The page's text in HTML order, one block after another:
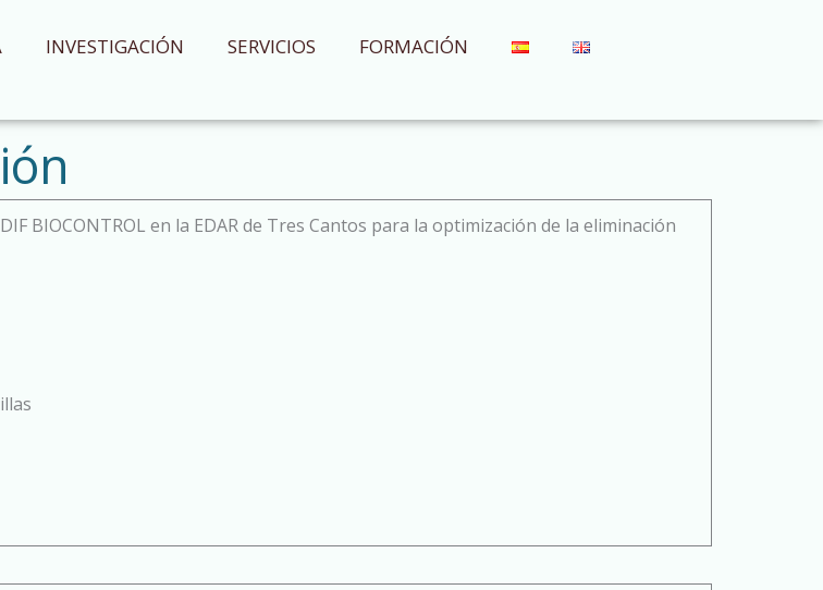
INVESTIGACIÓN SERVICIOS FORMACIÓN
BIOCONTROL en la EDAR de Tres Cantos para la optimización de la eliminación